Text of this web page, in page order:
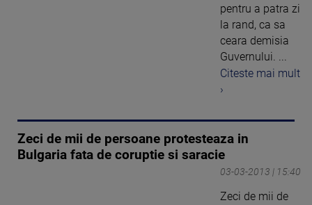
pentru a patra zi
la rand, ca sa
ceara demisia
Guvernului. ...
Citeste mai mult
›
Zeci de mii de persoane protesteaza in
Bulgaria fata de coruptie si saracie
03-03-2013 | 15:40
Zeci de mii de